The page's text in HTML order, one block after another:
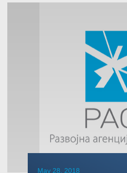
May 28, 2018